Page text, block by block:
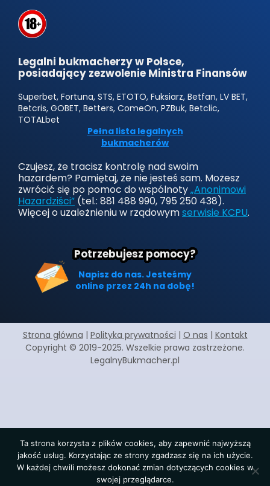
Legalni bukmacherzy w Polsce,
posiadający zezwolenie Ministra Finansów
Superbet, Fortuna, STS, ETOTO, Fuksiarz, Betfan, LV BET,
Betcris, GOBET, Betters, ComeOn, PZBuk, Betclic,
TOTALbet
Pełna lista legalnych
bukmacherów
Czujesz, że tracisz kontrolę nad swoim
hazardem? Pamiętaj, że nie jesteś sam. Możesz
zwrócić się po pomoc do wspólnoty„Anonimowi
Hazardziści” (tel.: 881 488 990, 795 250 438).
Więcej o uzależnieniu w rządowymserwisie KCPU.
Potrzebujesz pomocy?
Napisz do nas. Jesteśmy
online przez 24h na dobę!
Strona główna | Polityka prywatności | O nas | Kontakt
Copyright © 2019-2025. Wszelkie prawa zastrzeżone.
LegalnyBukmacher.pl
Ta strona korzysta z plików cookies, aby zapewnić najwyższą
jakość usług. Korzystając ze strony zgadzasz się na ich użycie.
W każdej chwili możesz dokonać zmian dotyczących cookies w
swojej przeglądarce.